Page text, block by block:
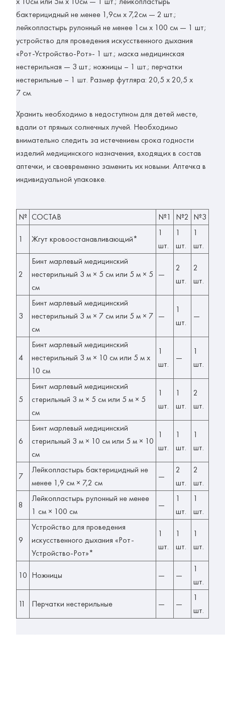
бактерицидный не менее 1,9см х 7,2см — 2 шт.;
лейкопластырь рулонный не менее 1см х 100 см — 1 шт;
устройство для проведения искусственного дыхания
«Рот-Устройство-Рот»- 1 шт.; маска медицинская
нестерильная — 3 шт.; ножницы – 1 шт.; перчатки
нестерильные – 1 шт. Размер футляра: 20,5 х 20,5 х
7 см.
Хранить необходимо в недоступном для детей месте,
вдали от прямых солнечных лучей. Необходимо
внимательно следить за истечением срока годности
изделий медицинского назначения, входящих в состав
аптечки, и своевременно заменить их новыми. Аптечка в
индивидуальной упаковке.
№ СОСТАВ №1 №2 №3
1 Жгут кровоостанавливающий*
1
шт.
1
шт.
1
шт.
2
Бинт марлевый медицинский
нестерильный 3 м × 5 см или 5 м × 5
см
—
2
шт.
2
шт.
3
Бинт марлевый медицинский
нестерильный 3 м × 7 см или 5 м × 7
см
—
1
шт.
—
4
Бинт марлевый медицинский
нестерильный 3 м × 10 см или 5 м х
10 см
1
шт.
—
1
шт.
5
Бинт марлевый медицинский
стерильный 3 м × 5 см или 5 м × 5
см
1
шт.
1
шт.
2
шт.
6
Бинт марлевый медицинский
стерильный 3 м × 10 см или 5 м × 10
см
1
шт.
1
шт.
1
шт.
7
Лейкопластырь бактерицидный не
менее 1,9 см × 7,2 см
—
2
шт.
2
шт.
8
Лейкопластырь рулонный не менее
1 см × 100 см
—
1
шт.
1
шт.
9
Устройство для проведения
искусственного дыхания «Рот-
Устройство-Рот»*
1
шт.
1
шт.
1
шт.
10 Ножницы — —
1
шт.
11 Перчатки нестерильные — —
1
шт.